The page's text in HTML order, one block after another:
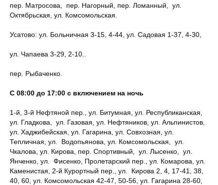
пер. Матросова, пер. Нагорный, пер. Ломанный, ул.
Октябрьская, ул. Комсомольская.
Усатово: ул. Больничная 3-15, 4-44, ул. Садовая 1-37, 4-30,
ул. Чапаева 3-29, 2-10..
пер. Рыбаченко.
С 08:00 до 17:00 с включением на ночь
1-й, 3-й Нефтяной пер., ул. Битумная, ул. Республиканская,
ул. Гладкова, ул. Газовая, ул. Нефтяников, ул. Альпинистов,
ул. Хаджибейская, ул. Гагарина, ул. Совхозная, ул.
Тепличная, ул. Водопьянова, ул. Комсомольская, ул.
Чкалова, ул. Кирова, пер. Спортивный, ул. Лысенко, ул.
Янченко, ул. Фисенко, Пролетарский пер., ул. Комарова, ул.
Каменистая, 2-й Курортный пер., ул. Кирова 2, 4, 17-41, 38,
40, 60, ул. Комсомольская 42-47, 50-56, ул. Гагарина 28-60,